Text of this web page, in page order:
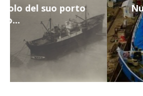
Nuova tanker in
Navalmed